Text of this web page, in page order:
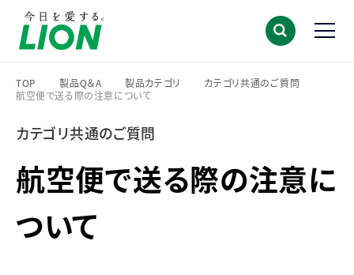
TOP
>
製品Q＆A
>
製品カテゴリ
カテゴリ共通のご質問
航空便で送る際の注意について
カテゴリ共通のご質問
航空便で送る際の注意に
ついて